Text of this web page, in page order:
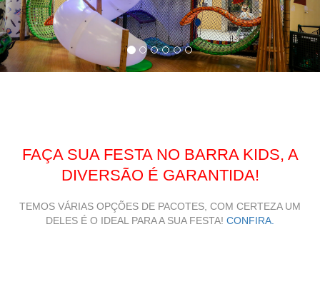
FAÇA SUA FESTA NO BARRA KIDS, A
DIVERSÃO É GARANTIDA!
TEMOS VÁRIAS OPÇÕES DE PACOTES, COM CERTEZA UM
DELES É O IDEAL PARA A SUA FESTA! CONFIRA.